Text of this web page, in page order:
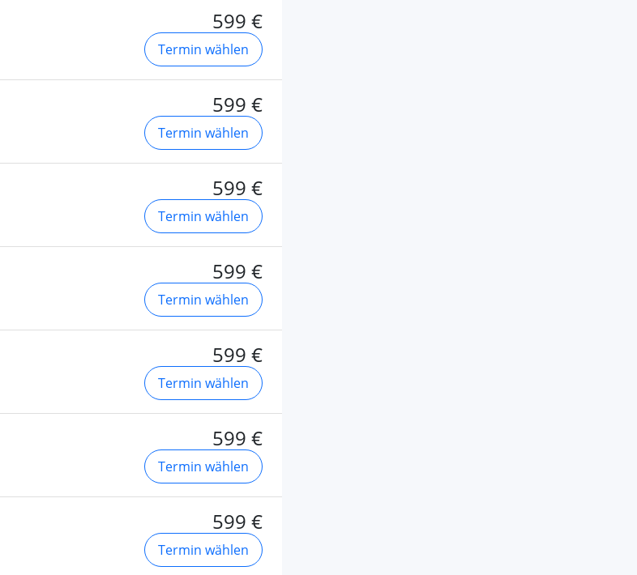
599 €
Termin wählen
599 €
Termin wählen
599 €
Termin wählen
599 €
Termin wählen
599 €
Termin wählen
599 €
Termin wählen
599 €
Termin wählen